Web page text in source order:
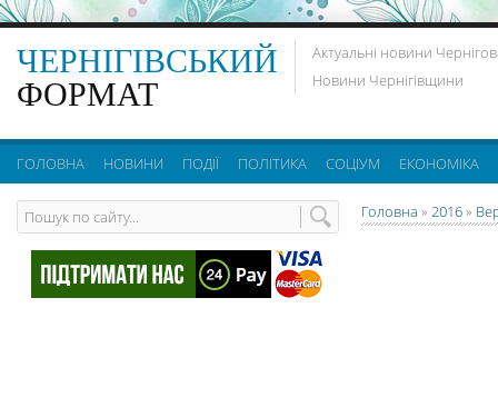
ЧЕРНІГІВСЬКИЙ
ФОРМАТ
Актуальні новини
Новини Чернігівщини
ГОЛОВНА НОВИНИ ПОДІЇ ПОЛІТИКА СОЦІУМ ЕКОНОМІКА
Головна » 2016»